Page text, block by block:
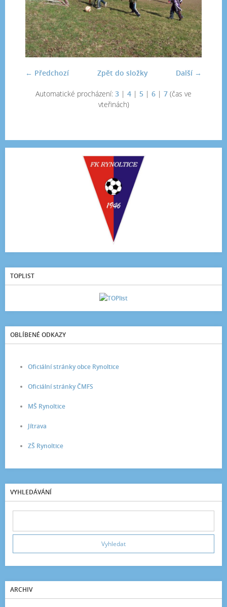
← Předchozí Další →
Zpět do složky
Automatické procházení: 3 | 4 | 5 | 6 | 7 (čas ve
vteřinách)
TOPLIST
OBLÍBENÉ ODKAZY
Oficiální stránky obce Rynoltice
Oficiální stránky ČMFS
MŠ Rynoltice
Jítrava
ZŠ Rynoltice
VYHLEDÁVÁNÍ
ARCHIV